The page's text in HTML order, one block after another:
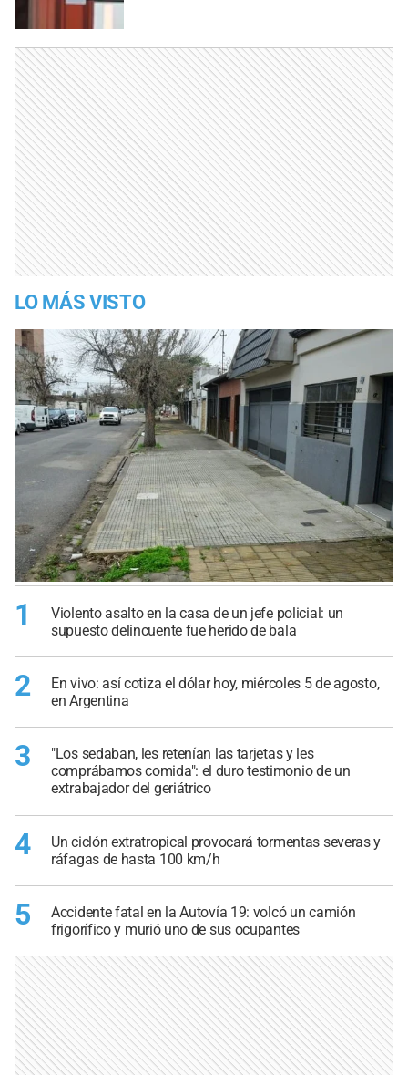
LO MÁS VISTO
1
Violento asalto en la casa de un jefe policial: un
supuesto delincuente fue herido de bala
2
En vivo: así cotiza el dólar hoy, miércoles 5 de agosto,
en Argentina
3
"Los sedaban, les retenían las tarjetas y les
comprábamos comida": el duro testimonio de un
extrabajador del geriátrico
4
Un ciclón extratropical provocará tormentas severas y
ráfagas de hasta 100 km/h
5
Accidente fatal en la Autovía 19: volcó un camión
frigorífico y murió uno de sus ocupantes